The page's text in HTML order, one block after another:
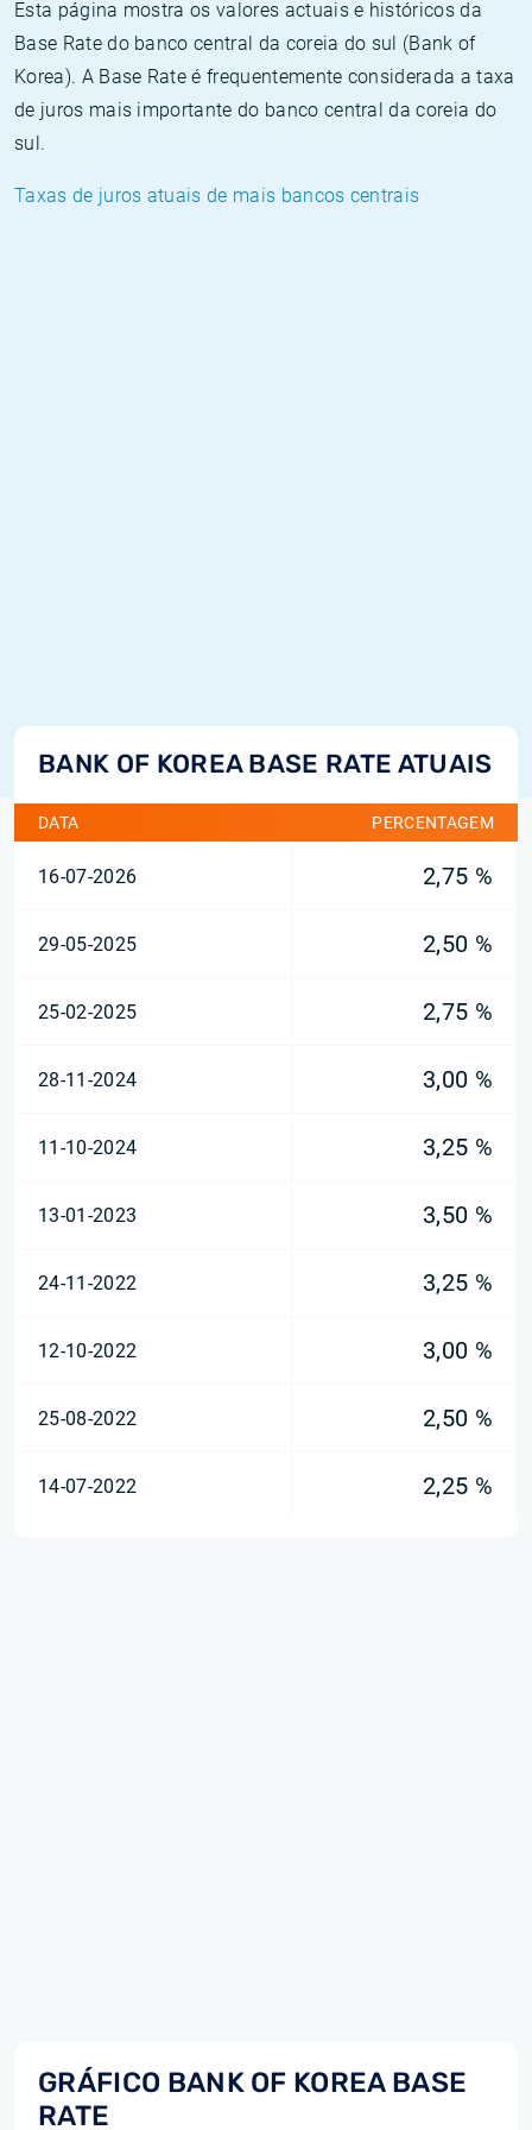
Esta página mostra os valores actuais e históricos da
Base Rate do banco central da coreia do sul (Bank of
Korea). A Base Rate é frequentemente considerada a taxa
de juros mais importante do banco central da coreia do
sul.
Taxas de juros atuais de mais bancos centrais
BANK OF KOREA BASE RATE ATUAIS
DATA PERCENTAGEM
16-07-2026 2,75 %
29-05-2025 2,50 %
25-02-2025 2,75 %
28-11-2024 3,00 %
11-10-2024 3,25 %
13-01-2023 3,50 %
24-11-2022 3,25 %
12-10-2022 3,00 %
25-08-2022 2,50 %
14-07-2022 2,25 %
GRÁFICO BANK OF KOREA BASE
RATE